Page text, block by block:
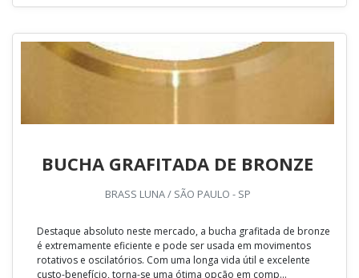
BUCHA GRAFITADA DE BRONZE
BRASS LUNA / SÃO PAULO - SP
Destaque absoluto neste mercado, a bucha grafitada de bronze
é extremamente eficiente e pode ser usada em movimentos
rotativos e oscilatórios. Com uma longa vida útil e excelente
custo-benefício, torna-se uma ótima opção em comp...